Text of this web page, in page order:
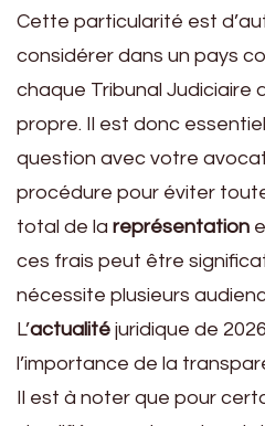
Cette particularité est
considérer dans un pays
chaque Tribunal Judiciaire
propre. Il est donc
question avec votre
procédure pour éviter
total de la représentation
ces frais peut être
nécessite plusieurs
L’actualité juridique de
l’importance de la
Il est à noter que pour